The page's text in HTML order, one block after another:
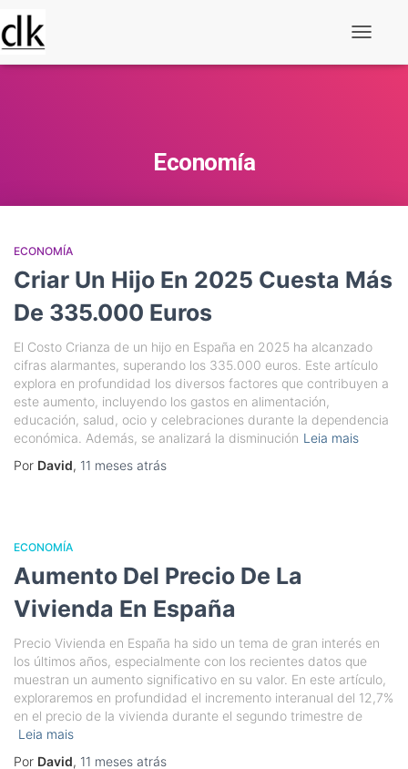
Economía
ECONOMÍA
Criar Un Hijo En 2025 Cuesta Más
De 335.000 Euros
El Costo Crianza de un hijo en España en 2025 ha alcanzado
cifras alarmantes, superando los 335.000 euros. Este artículo
explora en profundidad los diversos factores que contribuyen a
este aumento, incluyendo los gastos en alimentación,
educación, salud, ocio y celebraciones durante la dependencia
económica. Además, se analizará la disminución Leia mais
Por David, 11 meses atrás
ECONOMÍA
Aumento Del Precio De La
Vivienda En España
Precio Vivienda en España ha sido un tema de gran interés en
los últimos años, especialmente con los recientes datos que
muestran un aumento significativo en su valor. En este artículo,
exploraremos en profundidad el incremento interanual del 12,7%
en el precio de la vivienda durante el segundo trimestre de
Leia mais
Por David, 11 meses atrás